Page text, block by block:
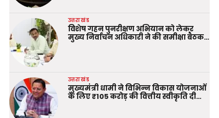
उत्तराखंड
विशेष गहन पुनरीक्षण अभियान को लेकर
मुख्य निर्वाचन अधिकारी ने की समीक्षा बैठक…
उत्तराखंड
मुख्यमंत्री धामी ने विभिन्न विकास योजनाओं
के लिए ₹105 करोड़ की वित्तीय स्वीकृति दी…